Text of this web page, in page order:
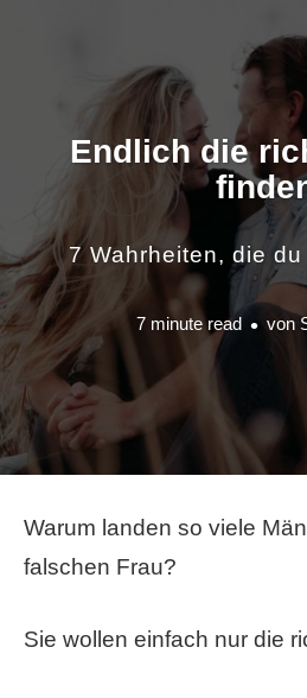
Endlich die
7 Wahrheiten, die
7 minute read von
Warum landen so viele
falschen Frau?
Sie wollen einfach nur die